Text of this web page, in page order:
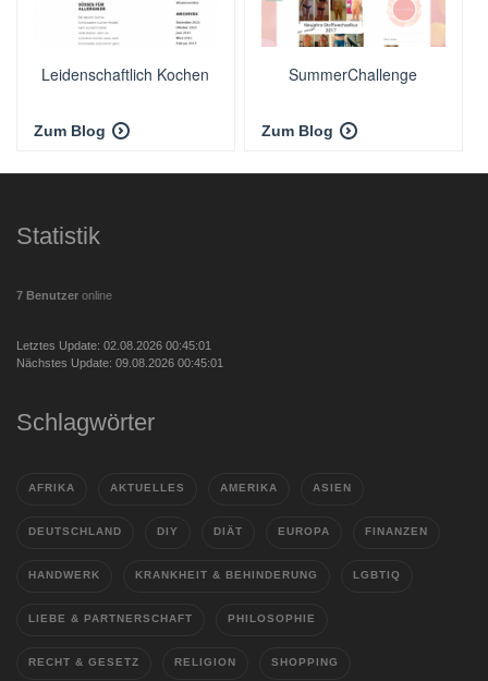
Leidenschaftlich Kochen
Zum Blog
SummerChallenge
Zum Blog
Statistik
7 Benutzer online
Letztes Update: 02.08.2026 00:45:01
Nächstes Update: 09.08.2026 00:45:01
Schlagwörter
AFRIKA AKTUELLES AMERIKA ASIEN
DEUTSCHLAND DIY DIÄT EUROPA FINANZEN
HANDWERK KRANKHEIT & BEHINDERUNG LGBTIQ
LIEBE & PARTNERSCHAFT PHILOSOPHIE
RECHT & GESETZ RELIGION SHOPPING